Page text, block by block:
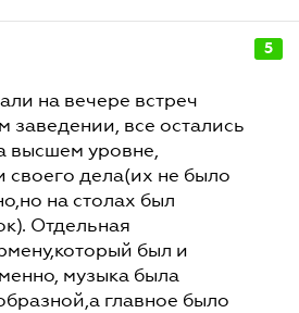
5
на вечере встреч
заведении, все остались
высшем уровне,
дела(их не было
на столах был
Отдельная
был и
музыка была
главное было